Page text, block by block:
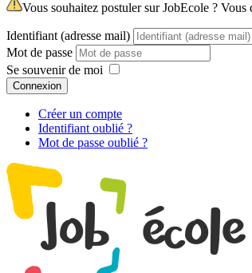
Vous souhaitez postuler sur JobEcole ? Vous
Identifiant (adresse mail)
Mot de passe
Se souvenir de moi
Connexion
Créer un compte
Identifiant oublié ?
Mot de passe oublié ?